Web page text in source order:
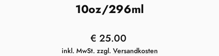
10oz/296ml
Normaler
Preis
€ 25.00
inkl. MwSt. zzgl. Versandkosten